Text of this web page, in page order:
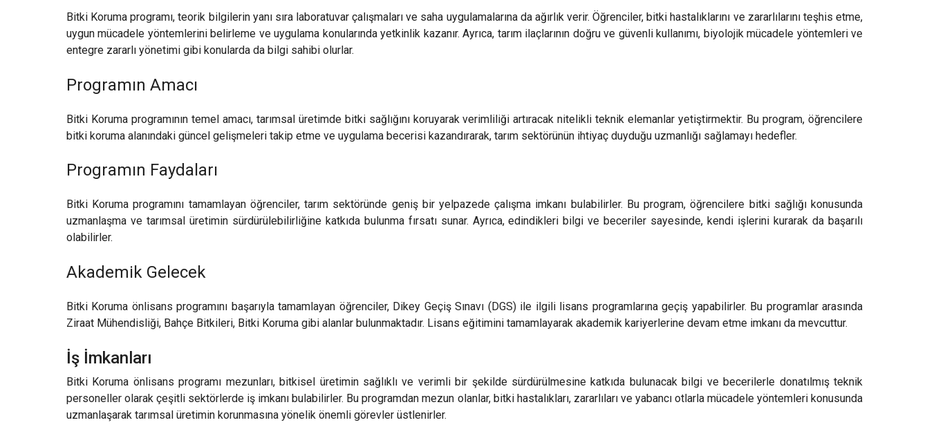
Bitki Koruma programı, teorik bilgilerin yanı sıra laboratuvar çalışmaları ve saha uygulamalarına da ağırlık verir. Öğrenciler, bitki hastalıklarını ve zararlılarını teşhis etme,
uygun mücadele yöntemlerini belirleme ve uygulama konularında yetkinlik kazanır. Ayrıca, tarım ilaçlarının doğru ve güvenli kullanımı, biyolojik mücadele yöntemleri ve
entegre zararlı yönetimi gibi konularda da bilgi sahibi olurlar.
Programın Amacı
Bitki Koruma programının temel amacı, tarımsal üretimde bitki sağlığını koruyarak verimliliği artıracak nitelikli teknik elemanlar yetiştirmektir. Bu program, öğrencilere
bitki koruma alanındaki güncel gelişmeleri takip etme ve uygulama becerisi kazandırarak, tarım sektörünün ihtiyaç duyduğu uzmanlığı sağlamayı hedefler.
Programın Faydaları
Bitki Koruma programını tamamlayan öğrenciler, tarım sektöründe geniş bir yelpazede çalışma imkanı bulabilirler. Bu program, öğrencilere bitki sağlığı konusunda
uzmanlaşma ve tarımsal üretimin sürdürülebilirliğine katkıda bulunma fırsatı sunar. Ayrıca, edindikleri bilgi ve beceriler sayesinde, kendi işlerini kurarak da başarılı
olabilirler.
Akademik Gelecek
Bitki Koruma önlisans programını başarıyla tamamlayan öğrenciler, Dikey Geçiş Sınavı (DGS) ile ilgili lisans programlarına geçiş yapabilirler. Bu programlar arasında
Ziraat Mühendisliği, Bahçe Bitkileri, Bitki Koruma gibi alanlar bulunmaktadır. Lisans eğitimini tamamlayarak akademik kariyerlerine devam etme imkanı da mevcuttur.
İş İmkanları
Bitki Koruma önlisans programı mezunları, bitkisel üretimin sağlıklı ve verimli bir şekilde sürdürülmesine katkıda bulunacak bilgi ve becerilerle donatılmış teknik
personeller olarak çeşitli sektörlerde iş imkanı bulabilirler. Bu programdan mezun olanlar, bitki hastalıkları, zararlıları ve yabancı otlarla mücadele yöntemleri konusunda
uzmanlaşarak tarımsal üretimin korunmasına yönelik önemli görevler üstlenirler.